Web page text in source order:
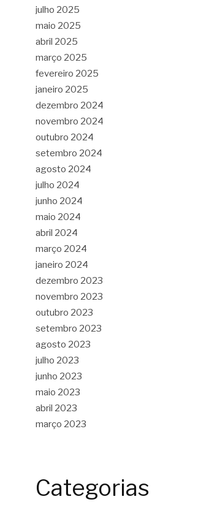
julho 2025
maio 2025
abril 2025
março 2025
fevereiro 2025
janeiro 2025
dezembro 2024
novembro 2024
outubro 2024
setembro 2024
agosto 2024
julho 2024
junho 2024
maio 2024
abril 2024
março 2024
janeiro 2024
dezembro 2023
novembro 2023
outubro 2023
setembro 2023
agosto 2023
julho 2023
junho 2023
maio 2023
abril 2023
março 2023
Categorias